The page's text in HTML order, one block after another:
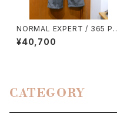
NORMAL EXPERT / 365 PA
NTS
¥40,700
CATEGORY